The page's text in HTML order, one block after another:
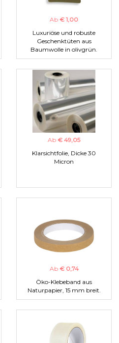
Ab € 1,00
Luxuriöse und robuste
Geschenktüten aus
Baumwolle in olivgrün.
Ab € 49,05
Klarsichtfolie, Dicke 30
Micron
Ab € 0,74
Öko-Klebeband aus
Naturpapier, 15 mm breit.